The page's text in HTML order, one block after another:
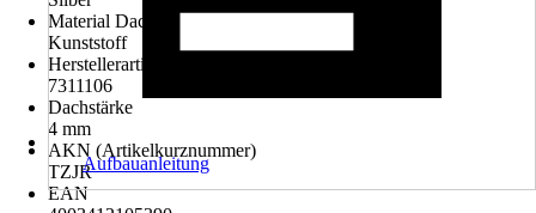
Material Dach
Kunststoff
Herstellerartikelnummer
7311106
Dachstärke
4 mm
AKN (Artikelkurznummer)
TZJR
EAN
Aufbauanleitung